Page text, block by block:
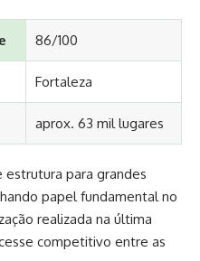
86/100
Fortaleza
aprox. 63 mil lugares
para grandes
papel fundamental no
realizada na última
competitivo entre as